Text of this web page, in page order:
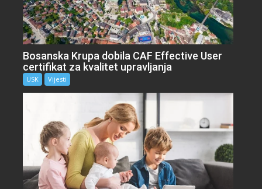
Bosanska Krupa dobila CAF Effective User
certifikat za kvalitet upravljanja
USK Vijesti